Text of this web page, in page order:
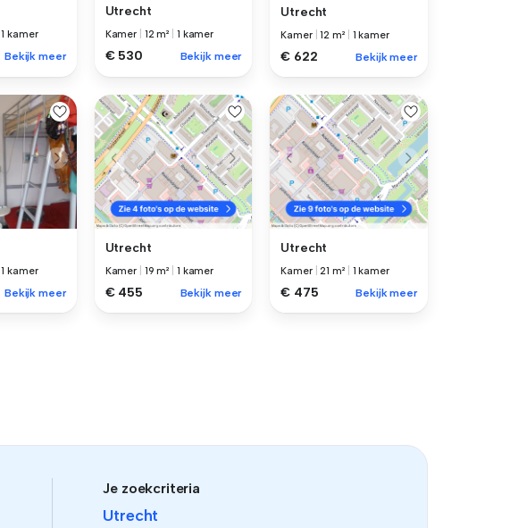
|1 kamer
Bekijk meer
Utrecht
Kamer 12 m² 1 kamer
€ 530 Bekijk meer
Utrecht
Kamer |12 m² 1 kamer
€ 622 Bekijk meer
|1 kamer
Bekijk meer
Utrecht
Kamer 19 m² 1 kamer
€ 455 Bekijk meer
Utrecht
Kamer |21 m² 1 kamer
€ 475 Bekijk meer
Je zoekcriteria
Utrecht